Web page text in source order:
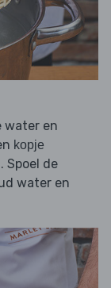
water en
kopje
Spoel de
water en